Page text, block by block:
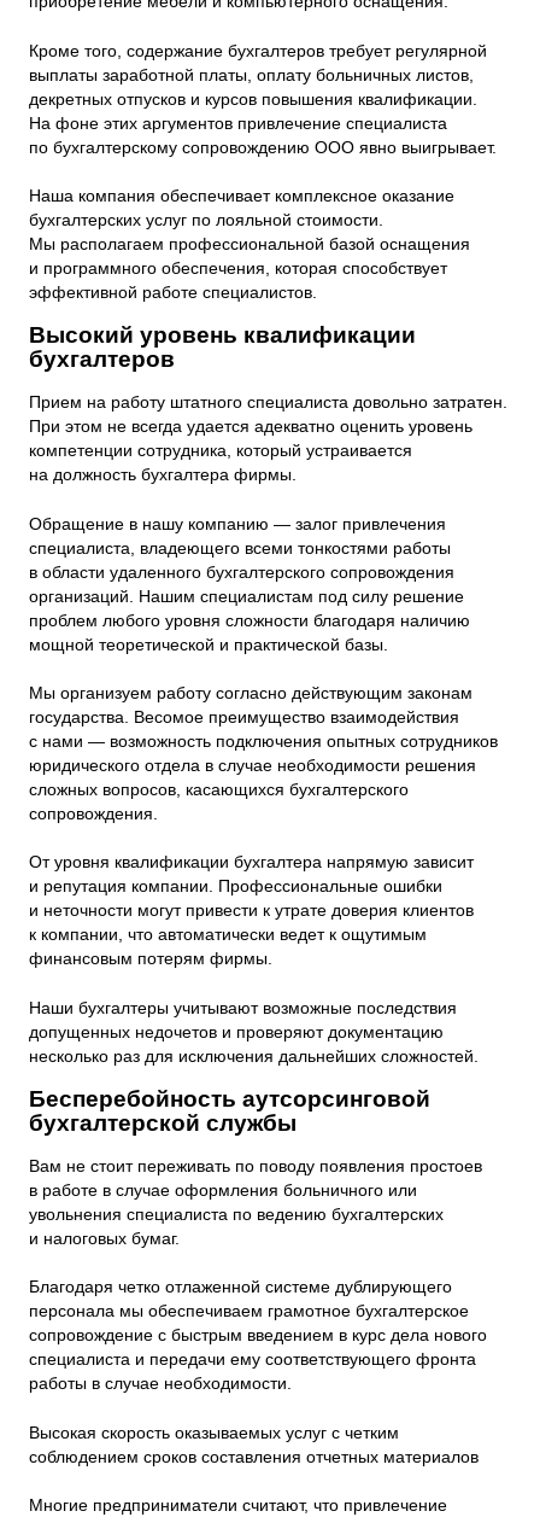
Кроме того, содержание бухгалтеров требует регулярной
выплаты заработной платы, оплату больничных листов,
декретных отпусков и курсов повышения квалификации.
На фоне этих аргументов привлечение специалиста
по бухгалтерскому сопровождению ООО явно выигрывает.
Наша компания обеспечивает комплексное оказание
бухгалтерских услуг по лояльной стоимости.
Мы располагаем профессиональной базой оснащения
и программного обеспечения, которая способствует
эффективной работе специалистов.
Высокий уровень квалификации
бухгалтеров
Прием на работу штатного специалиста довольно затратен.
При этом не всегда удается адекватно оценить уровень
компетенции сотрудника, который устраивается
на должность бухгалтера фирмы.
Обращение в нашу компанию — залог привлечения
специалиста, владеющего всеми тонкостями работы
в области удаленного бухгалтерского сопровождения
организаций. Нашим специалистам под силу решение
проблем любого уровня сложности благодаря наличию
мощной теоретической и практической базы.
Мы организуем работу согласно действующим законам
государства. Весомое преимущество взаимодействия
с нами — возможность подключения опытных сотрудников
юридического отдела в случае необходимости решения
сложных вопросов, касающихся бухгалтерского
сопровождения.
От уровня квалификации бухгалтера напрямую зависит
и репутация компании. Профессиональные ошибки
и неточности могут привести к утрате доверия клиентов
к компании, что автоматически ведет к ощутимым
финансовым потерям фирмы.
Наши бухгалтеры учитывают возможные последствия
допущенных недочетов и проверяют документацию
несколько раз для исключения дальнейших сложностей.
Бесперебойность аутсорсинговой
бухгалтерской службы
Вам не стоит переживать по поводу появления простоев
в работе в случае оформления больничного или
увольнения специалиста по ведению бухгалтерских
и налоговых бумаг.
Благодаря четко отлаженной системе дублирующего
персонала мы обеспечиваем грамотное бухгалтерское
сопровождение с быстрым введением в курс дела нового
специалиста и передачи ему соответствующего фронта
работы в случае необходимости.
Высокая скорость оказываемых услуг с четким
соблюдением сроков составления отчетных материалов
Многие предприниматели считают, что привлечение